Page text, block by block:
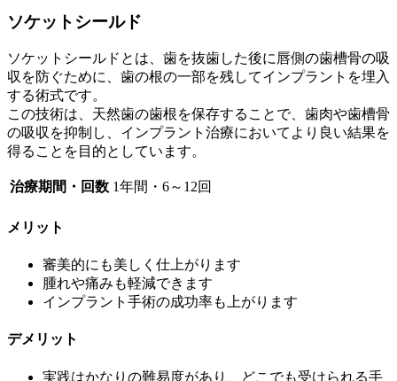
ソケットシールド
ソケットシールドとは、歯を抜歯した後に唇側の歯槽骨の吸
収を防ぐために、歯の根の一部を残してインプラントを埋入
する術式です。
この技術は、天然歯の歯根を保存することで、歯肉や歯槽骨
の吸収を抑制し、インプラント治療においてより良い結果を
得ることを目的としています。
治療期間・回数 1年間・6～12回
メリット
審美的にも美しく仕上がります
腫れや痛みも軽減できます
インプラント手術の成功率も上がります
デメリット
実践はかなりの難易度があり、どこでも受けられる手